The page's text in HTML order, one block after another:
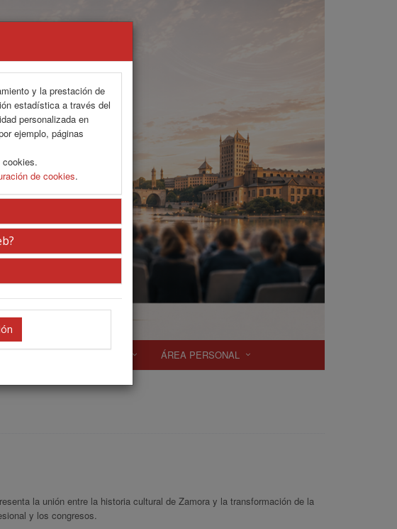
y la prestación de
estadística a través del
personalizada en
ejemplo, páginas
de cookies.
ÁREA PERSONAL
la unión entre la historia cultural de Zamora y la transformación de la
y los congresos.